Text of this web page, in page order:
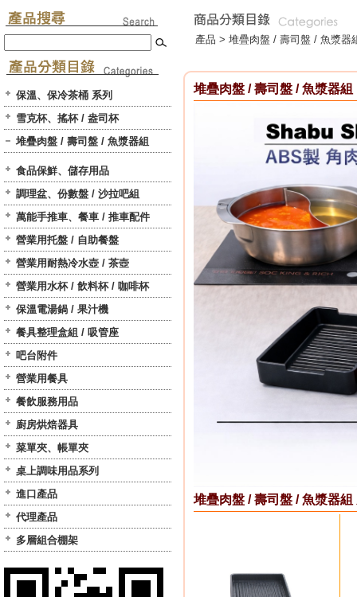
保溫、保冷茶桶 系列
雪克杯、搖杯 / 盎司杯
堆疊肉盤 / 壽司盤 / 魚漿器組
食品保鮮、儲存用品
調理盆、份數盤 / 沙拉吧組
萬能手推車、餐車 / 推車配件
營業用托盤 / 自助餐盤
營業用耐熱冷水壺 / 茶壺
營業用水杯 / 飲料杯 / 咖啡杯
保溫電湯鍋 / 果汁機
餐具整理盒組 / 吸管座
吧台附件
營業用餐具
餐飲服務用品
廚房烘焙器具
菜單夾、帳單夾
桌上調味用品系列
進口產品
代理產品
多層組合棚架
產品 > 堆疊肉盤 / 壽司盤 / 魚漿器
堆疊肉盤 / 壽司盤 / 魚漿器組
堆疊肉盤 / 壽司盤 / 魚漿器組